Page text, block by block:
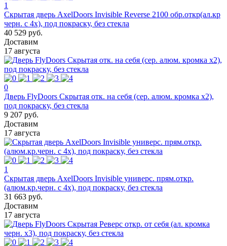
1
Скрытая дверь AxelDoors Invisible Reverse 2100 обр.откр(ал.кр
черн. с 4х), под покраску, без стекла
40 529 руб.
Доставим
17 августа
0
Дверь FlyDoors Скрытая отк. на себя (сер. алюм. кромка х2),
под покраску, без стекла
9 207 руб.
Доставим
17 августа
1
Скрытая дверь AxelDoors Invisible универс. прям.откр.
(алюм.кр.черн. с 4х), под покраску, без стекла
31 663 руб.
Доставим
17 августа